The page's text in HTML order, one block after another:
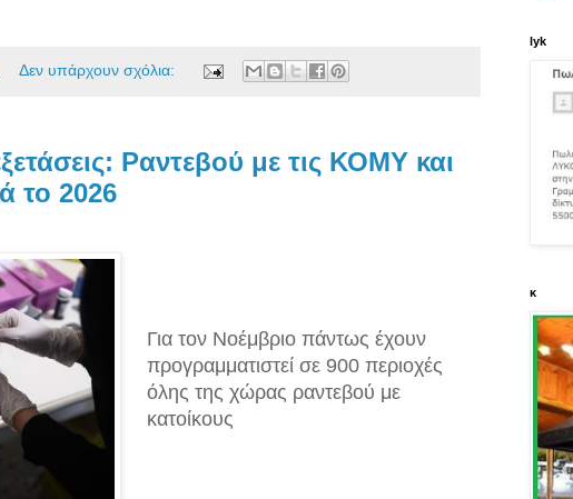
Δεν υπάρχουν σχόλια:
Ραντεβού με τις ΚΟΜΥ και
το 2026
Για τον Νοέμβριο πάντως έχουν
προγραμματιστεί σε 900 περιοχές
όλης της χώρας ραντεβού με
κατοίκους
lyk
κ